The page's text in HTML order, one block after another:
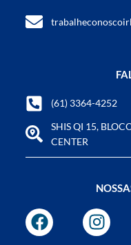
(61) 3364-4252
SHIS QI 15,
CENTER
F
a
I
n